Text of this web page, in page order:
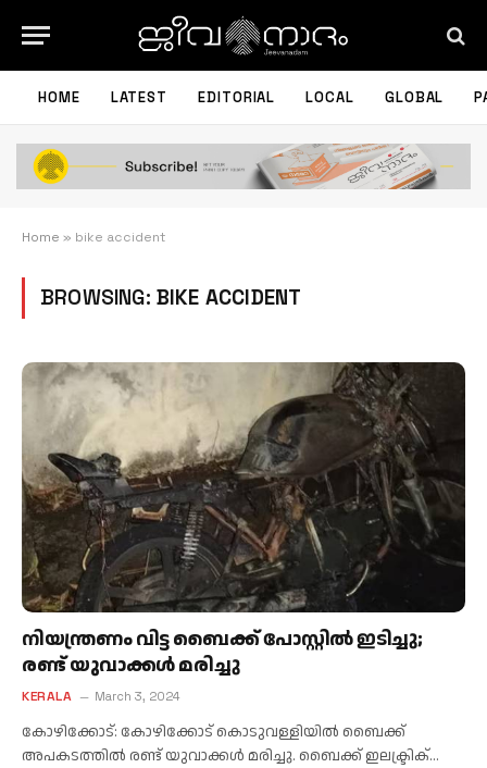
HOME LATEST EDITORIAL LOCAL GLOBAL
Home » bike accident
BROWSING: BIKE ACCIDENT
നിയന്ത്രണം വിട്ട ബൈക്ക് പോസ്റ്റില്‍ ഇടിച്ചു;
രണ്ട് യുവാക്കള്‍ മരിച്ചു
KERALA March 3, 2024
കോഴിക്കോട്: കോഴിക്കോട് കൊടുവള്ളിയില്‍ ബൈക്ക്
അപകടത്തില്‍ രണ്ട് യുവാക്കള്‍ മരിച്ചു. ബൈക്ക് ഇലക്ട്രിക്…